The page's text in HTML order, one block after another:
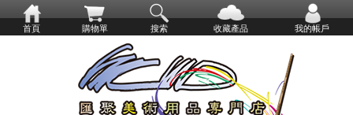
首頁 購物單 搜索 收藏產品 我的帳戶